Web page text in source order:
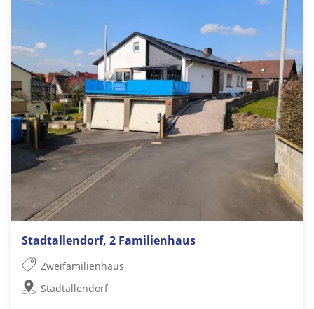
Stadtallendorf, 2 Familienhaus
Zweifamilienhaus
Stadtallendorf